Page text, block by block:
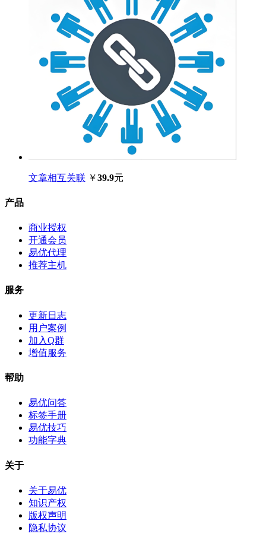
文章相互关联 ￥39.9元
产品
商业授权
开通会员
易优代理
推荐主机
服务
更新日志
用户案例
加入Q群
增值服务
帮助
易优问答
标签手册
易优技巧
功能字典
关于
关于易优
知识产权
版权声明
隐私协议